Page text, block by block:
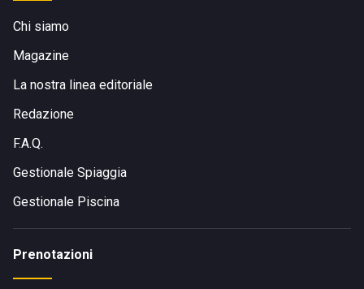
Chi siamo
Magazine
La nostra linea editoriale
Redazione
F.A.Q.
Gestionale Spiaggia
Gestionale Piscina
Prenotazioni